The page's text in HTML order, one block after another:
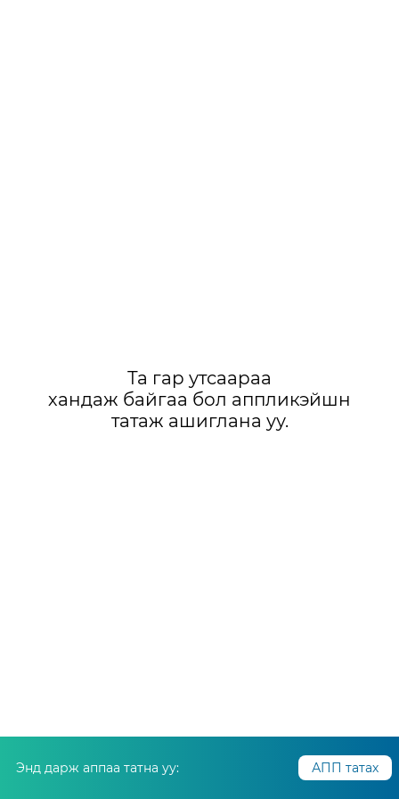
Та гар утсаараа
хандаж байгаа бол аппликэйшн
татаж ашиглана уу.
Энд дарж аппаа татна уу: АПП татах